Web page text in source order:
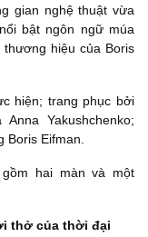
gian nghệ thuật vừa
bật ngôn ngữ múa
hiệu của Boris
hiện; trang phục bởi
Yakushchenko;
Boris Eifman.
hai màn và một
thở của thời đại